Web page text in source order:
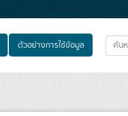
ตัวอย่างการใช้ข้อมูล